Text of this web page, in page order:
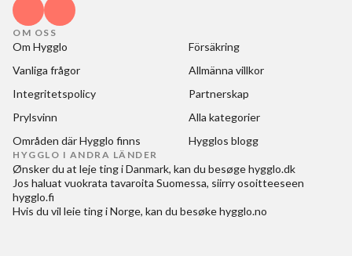
OM OSS
Om Hygglo
Försäkring
Vanliga frågor
Allmänna villkor
Integritetspolicy
Partnerskap
Prylsvinn
Alla kategorier
Områden där Hygglo finns
Hygglos blogg
HYGGLO I ANDRA LÄNDER
Ønsker du at leje ting i Danmark, kan du besøgehygglo.dk
Jos haluat vuokrata tavaroita Suomessa, siirry osoitteeseen
hygglo.fi
Hvis du vil leie ting i Norge, kan du besøkehygglo.no